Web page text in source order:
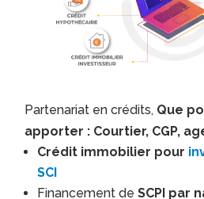
Partenariat en crédits, Que
apporter : Courtier, CGP,
Crédit immobilier pour
SCI
Financement deSCPI par